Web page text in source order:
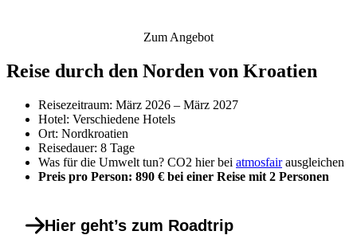
Zum Angebot
Reise durch den Norden von Kroatien
Reisezeitraum: März 2026 – März 2027
Hotel: Verschiedene Hotels
Ort: Nordkroatien
Reisedauer: 8 Tage
Was für die Umwelt tun? CO2 hier bei atmosfairausgleichen
Preis pro Person: 890 € bei einer Reise mit 2 Personen
Hier geht’s zum Roadtrip